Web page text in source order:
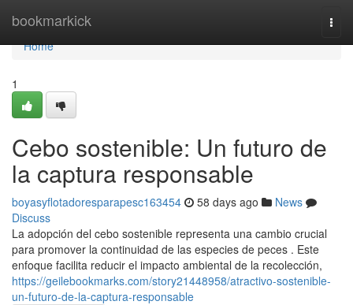
bookmarkick
Home
Home
1
Cebo sostenible: Un futuro de
la captura responsable
boyasyflotadoresparapesc163454 58 days ago
News
Discuss
La adopción del cebo sostenible representa una cambio crucial
para promover la continuidad de las especies de peces . Este
enfoque facilita reducir el impacto ambiental de la recolección,
https://geilebookmarks.com/story21448958/atractivo-sostenible-
un-futuro-de-la-captura-responsable